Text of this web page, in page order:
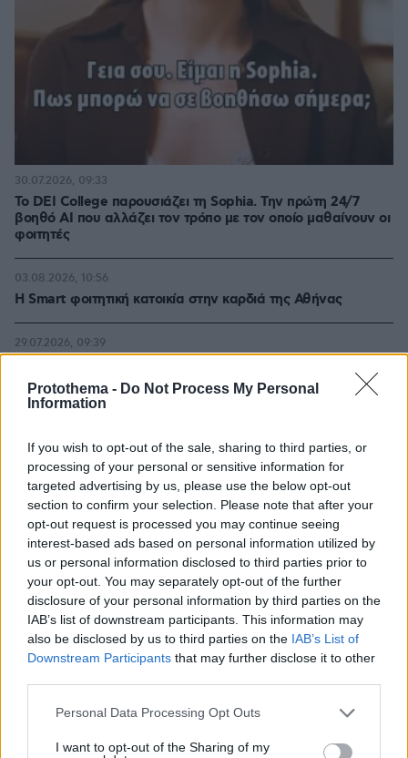
Protothema - Do Not Process My Personal
Information
If you wish to opt-out of the sale, sharing to third parties, or
processing of your personal or sensitive information for
targeted advertising by us, please use the below opt-out
section to confirm your selection. Please note that after your
opt-out request is processed you may continue seeing
interest-based ads based on personal information utilized by
us or personal information disclosed to third parties prior to
your opt-out. You may separately opt-out of the further
disclosure of your personal information by third parties on the
IAB’s list of downstream participants. This information may
also be disclosed by us to third parties on the IAB’s List of
Downstream Participants that may further disclose it to other
Please note that this website/app uses one or more Google
not limited to your visit or usage behaviour. You may click to
Personal Data Processing Opt Outs
I want to opt-out of the Sharing of my
Το DEI College παρουσιάζει τη Sophia. Την πρώτη 24/7
βοηθό AI που αλλάζει τον τρόπο με τον οποίο μαθαίνουν οι
φοιτητές
30.07.2026, 09:33
Η Smart φοιτητική κατοικία στην καρδιά της Αθήνας
03.08.2026, 10:56
29.07.2026, 09:39
ΣΧΟΛΙΑ
ΠΡΟΣΘΗΚΗ ΣΧΟΛΙΟΥ
ΟΥΦ
29.02.2024, 06:33
Όταν δεν δίνεις στο λαό σου την ευκαιρία, να
ασχοληθεί με εποικοδομητικό έργο.......................... .
Πόσο κρίμα, να χαραμίζει κάποιος τη ζωή του, τόσο
άσκοπα και ανούσια.
ΑΠΑΝΤΗΣΗ
Τρομοκράτες από τα Jumbo. Το Lidl έχει και μια